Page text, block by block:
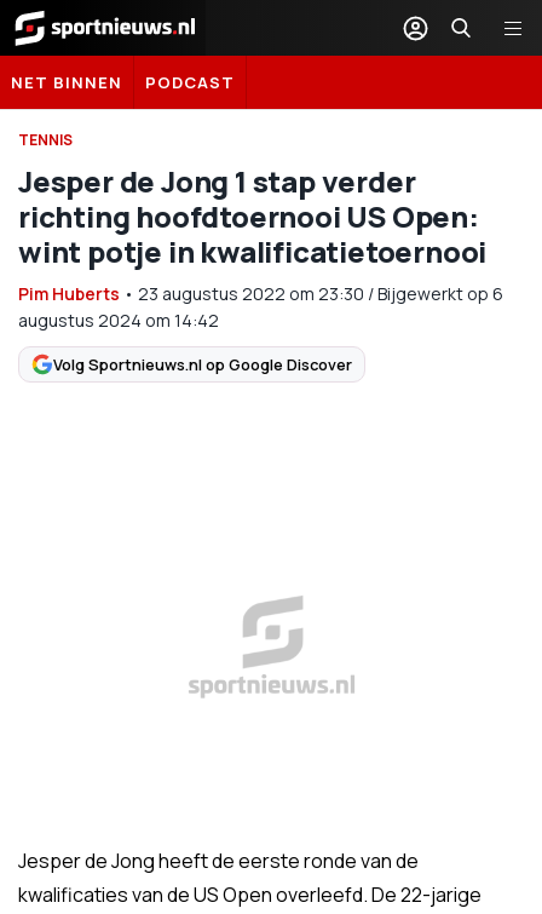
Sportnieuws.nl
NET BINNEN PODCAST
TENNIS
Jesper de Jong 1 stap verder
richting hoofdtoernooi US Open:
wint potje in kwalificatietoernooi
Pim Huberts • 23 augustus 2022 om 23:30 /Bijgewerkt op 6
augustus 2024 om 14:42
Volg Sportnieuws.nl op Google Discover
Jesper de Jong heeft de eerste ronde van de
kwalificaties van de US Open overleefd. De 22-jarige